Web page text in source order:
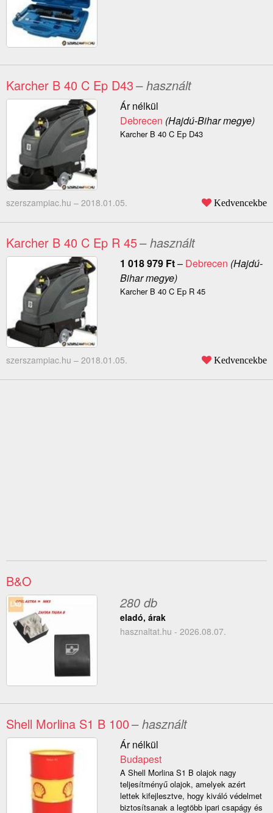
Karcher B 40 C Ep D43– használt
Ár nélkül
Debrecen (Hajdú-Bihar megye)
Karcher B 40 C Ep D43
szerszampiac.hu – 2018.01.05. Kedvencekbe
Karcher B 40 C Ep R 45– használt
1 018 979 Ft– Debrecen (Hajdú-
Bihar megye)
Karcher B 40 C Ep R 45
szerszampiac.hu – 2018.01.05. Kedvencekbe
B&O
280 db
eladó, árak
hasznaltat.hu - 2026.08.07.
Shell Morlina S1 B 100– használt
Ár nélkül
Budapest
A Shell Morlina S1 B olajok nagy
teljesítményű olajok, amelyek azért
lettek kifejlesztve, hogy kiváló védelmet
biztosítsanak a legtöbb ipari csapágy és